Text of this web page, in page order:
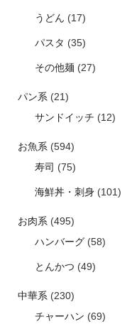
うどん (17)
パスタ (35)
その他麺(27)
パン系(21)
サンドイッチ (12)
お魚系(594)
寿司 (75)
海鮮丼・刺身(101)
お肉系(495)
ハンバーグ(58)
とんかつ (49)
中華系(230)
チャーハン (69)